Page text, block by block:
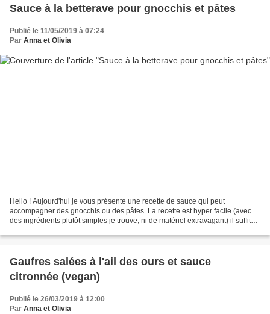
Sauce à la betterave pour gnocchis et pâtes
Publié le 11/05/2019 à 07:24
Par Anna et Olivia
Hello ! Aujourd'hui je vous présente une recette de sauce qui peut
accompagner des gnocchis ou des pâtes. La recette est hyper facile (avec
des ingrédients plutôt simples je trouve, ni de matériel extravagant) il suffit
Gaufres salées à l'ail des ours et sauce
citronnée (vegan)
Publié le 26/03/2019 à 12:00
Par Anna et Olivia